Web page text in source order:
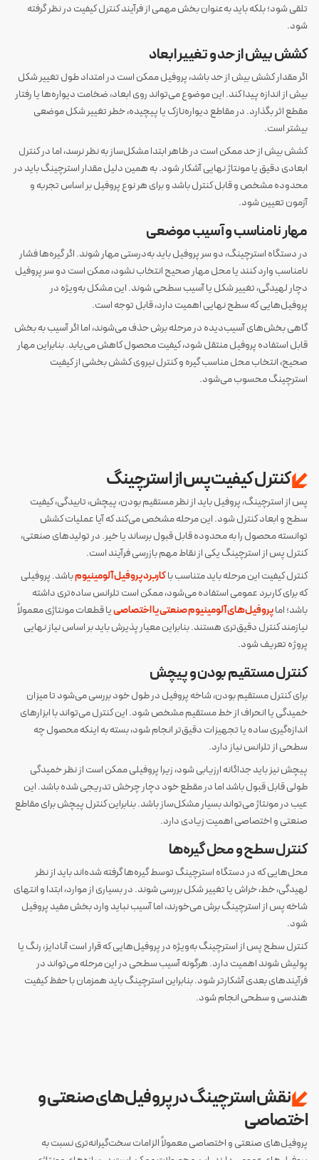
تلقی شود؛ بلکه باید به‌عنوان بخش مهمی از فرآیند کنترل کیفیت در نظر گرفته
شود.
کشش بیش از حد و تغییر ابعاد
اگر مقدار کشش بیش از حد باشد، پروفیل ممکن است در امتداد طول تغییر شکل
بیش از اندازه پیدا کند. این موضوع می‌تواند روی ابعاد، ضخامت دیواره‌ها یا رفتار
مقطع اثر بگذارد. در مقاطع دیواره‌نازک یا پیچیده، خطر تغییر شکل موضعی
بیشتر است.
کشش بیش از حد ممکن است در ظاهر ابتدا مشکل‌ساز به نظر نرسد، اما در کنترل
ابعادی دقیق یا مونتاژ نهایی آشکار شود. به همین دلیل مقدار استرچینگ باید در
محدوده مشخص و قابل کنترل باشد و برای هر نوع پروفیل بر اساس تجربه و
آزمون تعیین شود.
مهار نامناسب و آسیب موضعی
در دستگاه استرچینگ، دو سر پروفیل باید به‌درستی مهار شوند. اگر گیره‌ها فشار
نامناسب وارد کنند یا محل مهار صحیح انتخاب نشود، ممکن است دو سر پروفیل
دچار لهیدگی، تغییر شکل یا آسیب سطحی شوند. این مشکل به‌ویژه در
پروفیل‌هایی که سطح نهایی اهمیت دارد، قابل توجه است.
گاهی بخش‌های آسیب‌دیده در مرحله برش حذف می‌شوند، اما اگر آسیب به بخش
قابل استفاده پروفیل منتقل شود، کیفیت محصول کاهش می‌یابد. بنابراین مهار
صحیح، انتخاب محل مناسب گیره و کنترل نیروی کشش بخشی از کیفیت
استرچینگ محسوب می‌شود.
کنترل کیفیت پس از استرچینگ
پس از استرچینگ، پروفیل باید از نظر مستقیم بودن، پیچش، تابیدگی، کیفیت
سطح و ابعاد کنترل شود. این مرحله مشخص می‌کند که آیا عملیات کشش
توانسته محصول را به محدوده قابل قبول برساند یا خیر. در تولیدهای صنعتی،
کنترل پس از استرچینگ یکی از نقاط مهم بازرسی فرآیند است.
کنترل کیفیت این مرحله باید متناسب باکاربرد پروفیل آلومینیومباشد. پروفیلی
که برای کاربرد عمومی استفاده می‌شود، ممکن است تلرانس ساده‌تری داشته
باشد؛ اماپروفیل‌های آلومینیوم صنعتی یا اختصاصییا قطعات مونتاژی معمولاً
نیازمند کنترل دقیق‌تری هستند. بنابراین معیار پذیرش باید بر اساس نیاز نهایی
پروژه تعریف شود.
کنترل مستقیم بودن و پیچش
برای کنترل مستقیم بودن، شاخه پروفیل در طول خود بررسی می‌شود تا میزان
خمیدگی یا انحراف از خط مستقیم مشخص شود. این کنترل می‌تواند با ابزارهای
اندازه‌گیری ساده یا تجهیزات دقیق‌تر انجام شود، بسته به اینکه محصول چه
سطحی از تلرانس نیاز دارد.
پیچش نیز باید جداگانه ارزیابی شود، زیرا پروفیلی ممکن است از نظر خمیدگی
طولی قابل قبول باشد اما در مقطع خود دچار چرخش تدریجی شده باشد. این
عیب در مونتاژ می‌تواند بسیار مشکل‌ساز باشد. بنابراین کنترل پیچش برای مقاطع
صنعتی و اختصاصی اهمیت زیادی دارد.
کنترل سطح و محل گیره‌ها
محل‌هایی که در دستگاه استرچینگ توسط گیره‌ها گرفته شده‌اند باید از نظر
لهیدگی، خط، خراش یا تغییر شکل بررسی شوند. در بسیاری از موارد، ابتدا و انتهای
شاخه پس از استرچینگ برش می‌خورند، اما آسیب نباید وارد بخش مفید پروفیل
شود.
کنترل سطح پس از استرچینگ به‌ویژه در پروفیل‌هایی که قرار است آنادایز، رنگ یا
پولیش شوند اهمیت دارد. هرگونه آسیب سطحی در این مرحله می‌تواند در
فرآیندهای بعدی آشکارتر شود. بنابراین استرچینگ باید همزمان با حفظ کیفیت
هندسی و سطحی انجام شود.
نقش استرچینگ در پروفیل‌های صنعتی و
اختصاصی
پروفیل‌های صنعتی و اختصاصی معمولاً الزامات سخت‌گیرانه‌تری نسبت به